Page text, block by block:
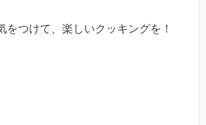
をつけて、楽しいクッキングを！